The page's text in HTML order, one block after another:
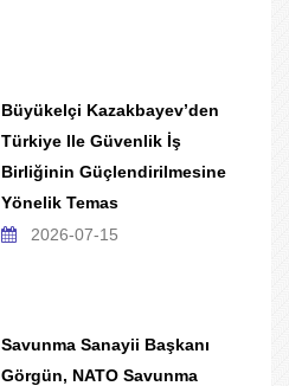
Büyükelçi Kazakbayev’den
Türkiye Ile Güvenlik İş
Birliğinin Güçlendirilmesine
Yönelik Temas
2026-07-15
Savunma Sanayii Başkanı
Görgün, NATO Savunma